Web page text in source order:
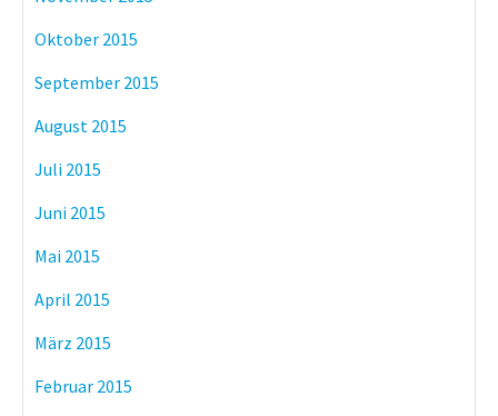
Oktober 2015
September 2015
August 2015
Juli 2015
Juni 2015
Mai 2015
April 2015
März 2015
Februar 2015